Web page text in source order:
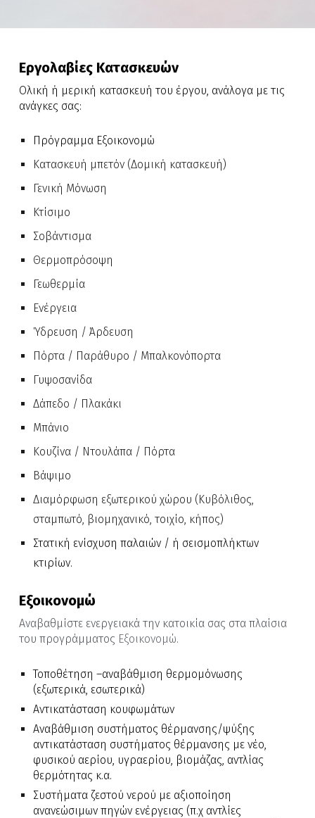
Εργολαβίες Κατασκευών
Ολική ή μερική κατασκευή του έργου, ανάλογα με τις
ανάγκες σας:
Πρόγραμμα Εξοικονομώ
Κατασκευή μπετόν (Δομική κατασκευή)
Γενική Μόνωση
Κτίσιμο
Σοβάντισμα
Θερμοπρόσοψη
Γεωθερμία
Ενέργεια
Ύδρευση / Άρδευση
Πόρτα / Παράθυρο / Μπαλκονόπορτα
Γυψοσανίδα
Δάπεδο / Πλακάκι
Μπάνιο
Κουζίνα / Ντουλάπα / Πόρτα
Βάψιμο
Διαμόρφωση εξωτερικού χώρου (Κυβόλιθος,
σταμπωτό, βιομηχανικό,τοιχίο, κήπος)
Στατική ενίσχυση παλαιών / ή σεισμοπλήκτων
κτιρίων.
Εξοικονομώ
Αναβαθμίστε ενεργειακά την κατοικία σας στα πλαίσια
του προγράμματος Εξοικονομώ.
Τοποθέτηση –αναβάθμιση θερμομόνωσης
(εξωτερικά, εσωτερικά)
Αντικατάσταση κουφωμάτων
Αναβάθμιση συστήματος θέρμανσης/ψύξης
αντικατάσταση συστήματος θέρμανσης με νέο,
φυσικού αερίου, υγραερίου, βιομάζας, αντλίας
θερμότητας κ.α.
Συστήματα ζεστού νερού με αξιοποίηση
ανανεώσιμων πηγών ενέργειας (π.χ αντλίες